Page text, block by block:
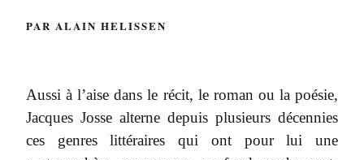
PAR ALAIN HELISSEN
Aussi à l’aise dans le récit, le roman ou la poésie,
Jacques Josse alterne depuis plusieurs décennies
ces genres littéraires qui ont pour lui une